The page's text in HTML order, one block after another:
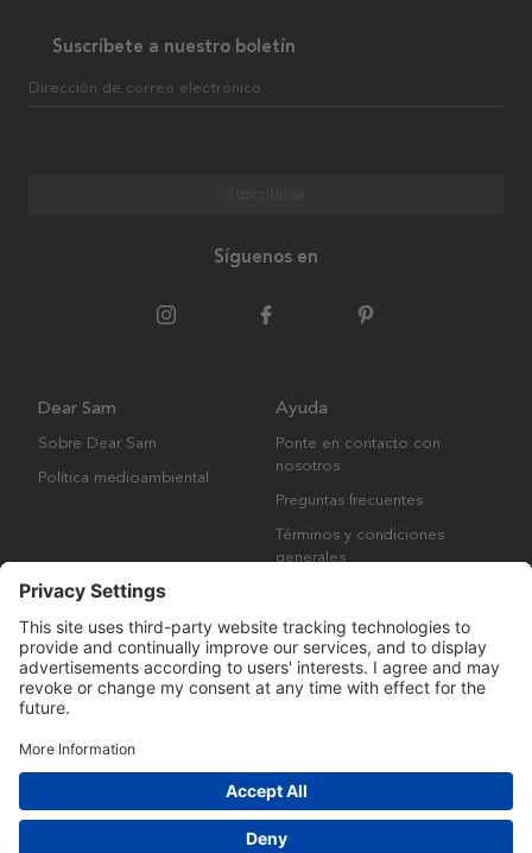
Suscríbete a nuestro boletín
Dirección de correo electrónico
Síguenos en
Dear Sam
Sobre Dear Sam
Política medioambiental
Ayuda
Ponte en contacto con
nosotros
Preguntas frecuentes
Términos y condiciones
generales
Derechos de autor © Many Brands AB 2023. Todos los derechos